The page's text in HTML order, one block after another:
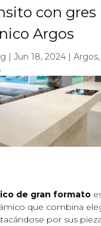
con gres
Argos
| Jun 18, 2024| Argos,
de gran formato
que combina
por sus